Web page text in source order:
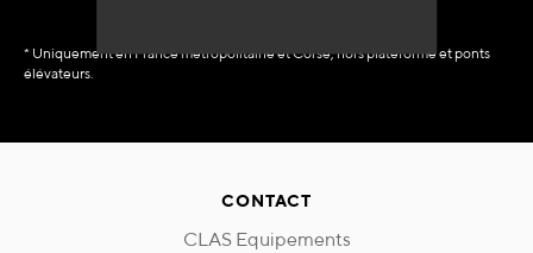
* Uniquement en France métropolitaine et Corse, hors plateforme et ponts
élévateurs.
CONTACT
CLAS Equipements